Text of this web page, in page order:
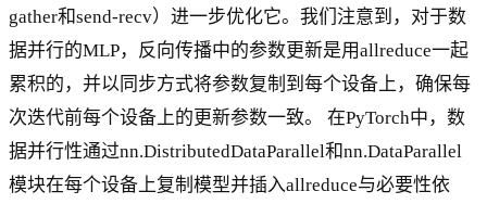
gather和send-recv）进一步优化它。我们注意到，对于数
据并行的MLP，反向传播中的参数更新是用allreduce一起
累积的，并以同步方式将参数复制到每个设备上，确保每
次迭代前每个设备上的更新参数一致。 在PyTorch中，数
据并行性通过nn.DistributedDataParallel和nn.DataParallel
模块在每个设备上复制模型并插入allreduce与必要性依